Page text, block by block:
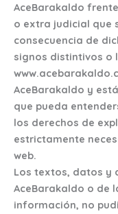
AceBarakaldo
o extra judicial que
consecuencia de
signos distintivos o
AceBarakaldo y
que pueda
los derechos de
estrictamente
web.
Los textos, datos y
AceBarakaldo o de
información, no